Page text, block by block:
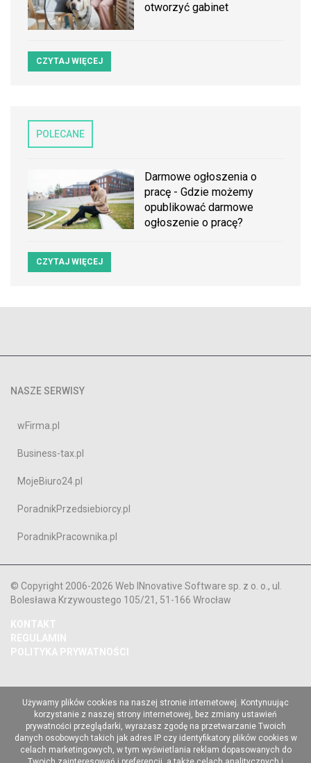
otworzyć gabinet
CZYTAJ WIĘCEJ
POLECANE
Darmowe ogłoszenia o
pracę - Gdzie możemy
opublikować darmowe
ogłoszenie o pracę?
CZYTAJ WIĘCEJ
NASZE SERWISY
wFirma.pl
Business-tax.pl
MojeBiuro24.pl
PoradnikPrzedsiebiorcy.pl
PoradnikPracownika.pl
© Copyright 2006-2026 Web INnovative Software sp. z o. o., ul.
Bolesława Krzywoustego 105/21, 51-166 Wrocław
KONTAKT
REGULAMIN
POLITYKA PRYWATNOŚCI
Używamy plików cookies na naszej stronie internetowej. Kontynuując
korzystanie z naszej strony internetowej, bez zmiany ustawień
prywatności przeglądarki, wyrażasz zgodę na przetwarzanie Twoich
danych osobowych takich jak adres IP czy identyfikatory plików cookies w
celach marketingowych, w tym wyświetlania reklam dopasowanych do